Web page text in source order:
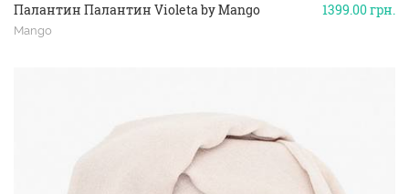
1399.00грн.
Палантин Палантин Violeta by Mango
Mango